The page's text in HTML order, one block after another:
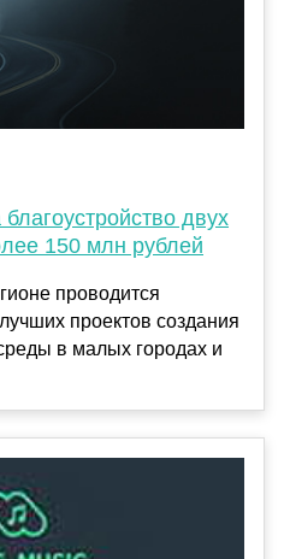
двух
150 млн рублей
проводится
проектов создания
в малых городах и